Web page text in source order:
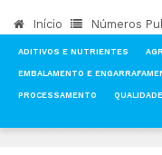
Início Números
ADITIVOS E NUTRIENTES
EMBALAMENTO E
PROCESSAMENTO